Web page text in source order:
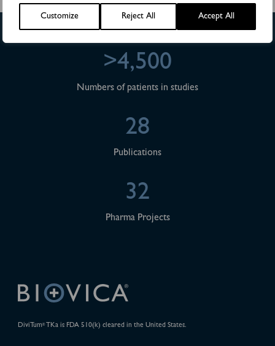
Customize Reject All Accept All
>4,500
Numbers of patients in studies
28
Publications
32
Pharma Projects
DiviTum®TKa is FDA 510(k) cleared in the United States.